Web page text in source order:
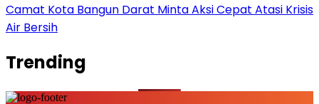
Camat Kota Bangun Darat Minta Aksi Cepat Atasi Krisis
Air Bersih
Trending